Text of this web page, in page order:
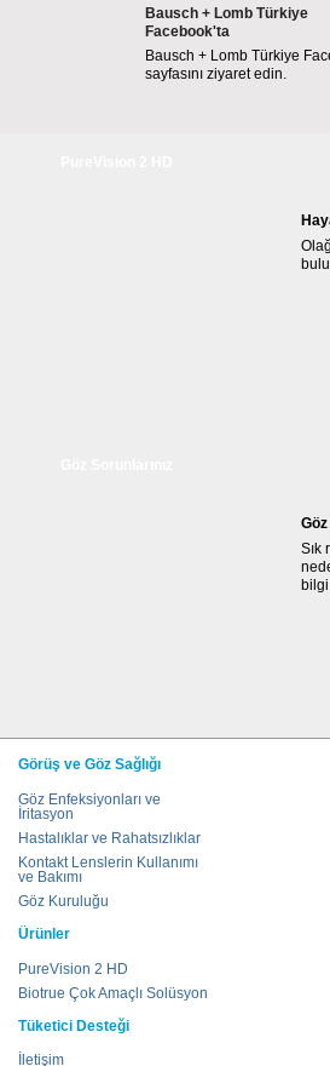
Bausch + Lomb Türkiye
Facebook'ta
Bausch + Lomb Türkiye
sayfasını ziyaret edin.
Göz
Sık
bilgi
Görüş ve Göz Sağlığı
Göz Enfeksiyonları ve
İritasyon
Hastalıklar ve Rahatsızlıklar
Kontakt Lenslerin Kullanımı
ve Bakımı
Göz Kuruluğu
Ürünler
PureVision 2 HD
Biotrue Çok Amaçlı Solüsyon
Tüketici Desteği
İletişim